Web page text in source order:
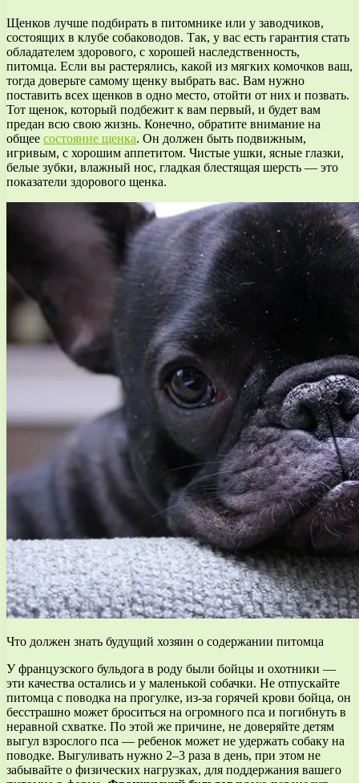
Щенков лучше подбирать в питомнике или у заводчиков,
состоящих в клубе собаководов. Так, у вас есть гарантия стать
обладателем здорового, с хорошей наследственность,
питомца. Если вы растерялись, какой из мягких комочков ваш,
тогда доверьте самому щенку выбрать вас. Вам нужно
поставить всех щенков в одно место, отойти от них и позвать.
Тот щенок, который подбежит к вам первый, и будет вам
предан всю свою жизнь. Конечно, обратите внимание на
общее состояние щенка. Он должен быть подвижным,
игривым, с хорошим аппетитом. Чистые ушки, ясные глазки,
белые зубки, влажный нос, гладкая блестящая шерсть — это
показатели здорового щенка.
Что должен знать будущий хозяин о содержании питомца
У французского бульдога в роду были бойцы и охотники —
эти качества остались и у маленькой собачки. Не отпускайте
питомца с поводка на прогулке, из-за горячей крови бойца, он
бесстрашно может броситься на огромного пса и погибнуть в
неравной схватке. По этой же причине, не доверяйте детям
выгул взрослого пса — ребенок может не удержать собаку на
поводке. Выгуливать нужно 2–3 раза в день, при этом не
забывайте о физических нагрузках, для поддержания вашего